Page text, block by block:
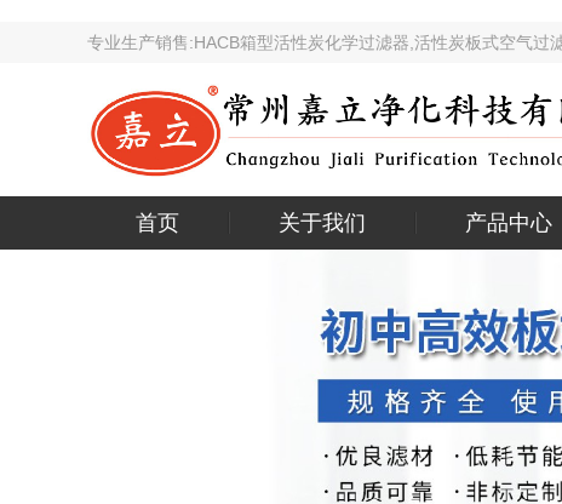
专业生产销售:HACB箱型活性炭化学过滤器,活性炭板式
首页 关于我们 产品中心